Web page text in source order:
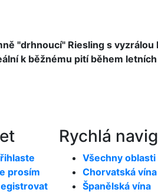
"drhnoucí" Riesling s
k běžnému pití během
prosím
Rychlá
Všechny oblasti
Chorvatská vína
Španělská vína